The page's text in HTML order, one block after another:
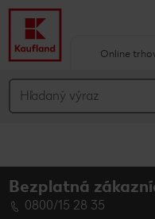
Hlavný obsah
Vyskakovací bočný
Online
Bezplatná
0800/15 28 35